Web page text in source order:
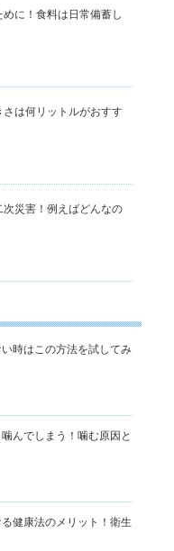
に！食料は日常備蓄し
は何リットルがおすす
災害！例えばどんなの
時はこの方法を試してみ
んでしまう！噛む原因と
健康法のメリット！衛生